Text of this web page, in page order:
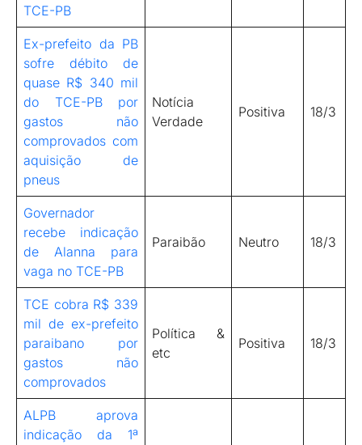
TCE-PB
Ex-prefeito da PB
sofre débito de
quase R$ 340 mil
do TCE-PB por
gastos não
comprovados com
aquisição de
pneus
Notícia
Verdade
Positiva 18/3
Governador
recebe indicação
de Alanna para
vaga no TCE-PB
Paraibão Neutro 18/3
TCE cobra R$ 339
mil de ex-prefeito
paraibano por
gastos não
comprovados
Política &
etc
Positiva 18/3
ALPB aprova
indicação da 1ª